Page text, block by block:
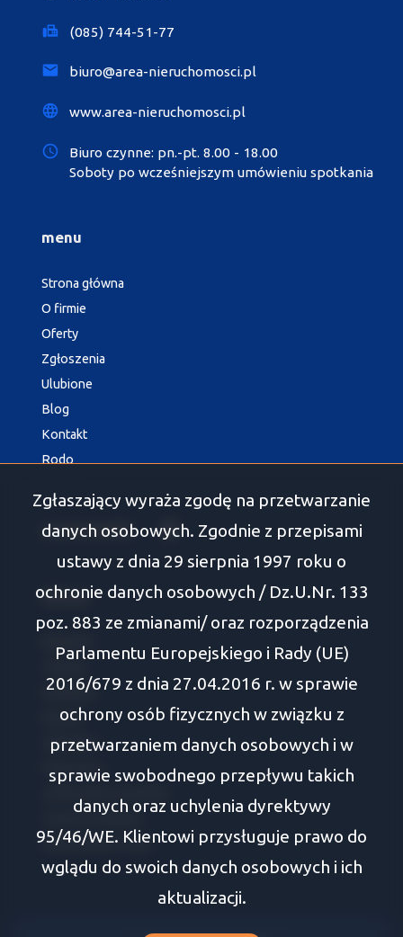
(085) 744-51-77
biuro@area-nieruchomosci.pl
www.area-nieruchomosci.pl
Biuro czynne: pn.-pt. 8.00 - 18.00
Soboty po wcześniejszym umówieniu spotkania
menu
Strona główna
O firmie
Oferty
Zgłoszenia
Ulubione
Blog
Kontakt
Rodo
social media Facebook
Oferty
Białystok
Wasilków
Supraśl
Zabłudów
Choroszcz
Turośń Kościelna
Dobrzyniewo Duże
Zgłaszający wyraża zgodę na przetwarzanie
danych osobowych. Zgodnie z przepisami
ustawy z dnia 29 sierpnia 1997 roku o
ochronie danych osobowych / Dz.U.Nr. 133
poz. 883 ze zmianami/ oraz rozporządzenia
Parlamentu Europejskiego i Rady (UE)
2016/679 z dnia 27.04.2016 r. w sprawie
ochrony osób fizycznych w związku z
przetwarzaniem danych osobowych i w
sprawie swobodnego przepływu takich
danych oraz uchylenia dyrektywy
95/46/WE. Klientowi przysługuje prawo do
wglądu do swoich danych osobowych i ich
aktualizacji.